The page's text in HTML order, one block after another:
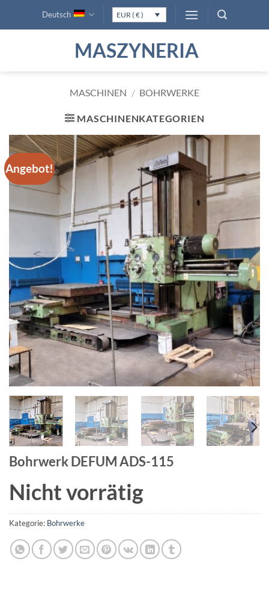
Deutsch EUR ( € )
MASZYNERIA
MASCHINEN / BOHRWERKE
MASCHINENKATEGORIEN
Angebot!
Bohrwerk DEFUM ADS-115
Nicht vorrätig
Kategorie: Bohrwerke